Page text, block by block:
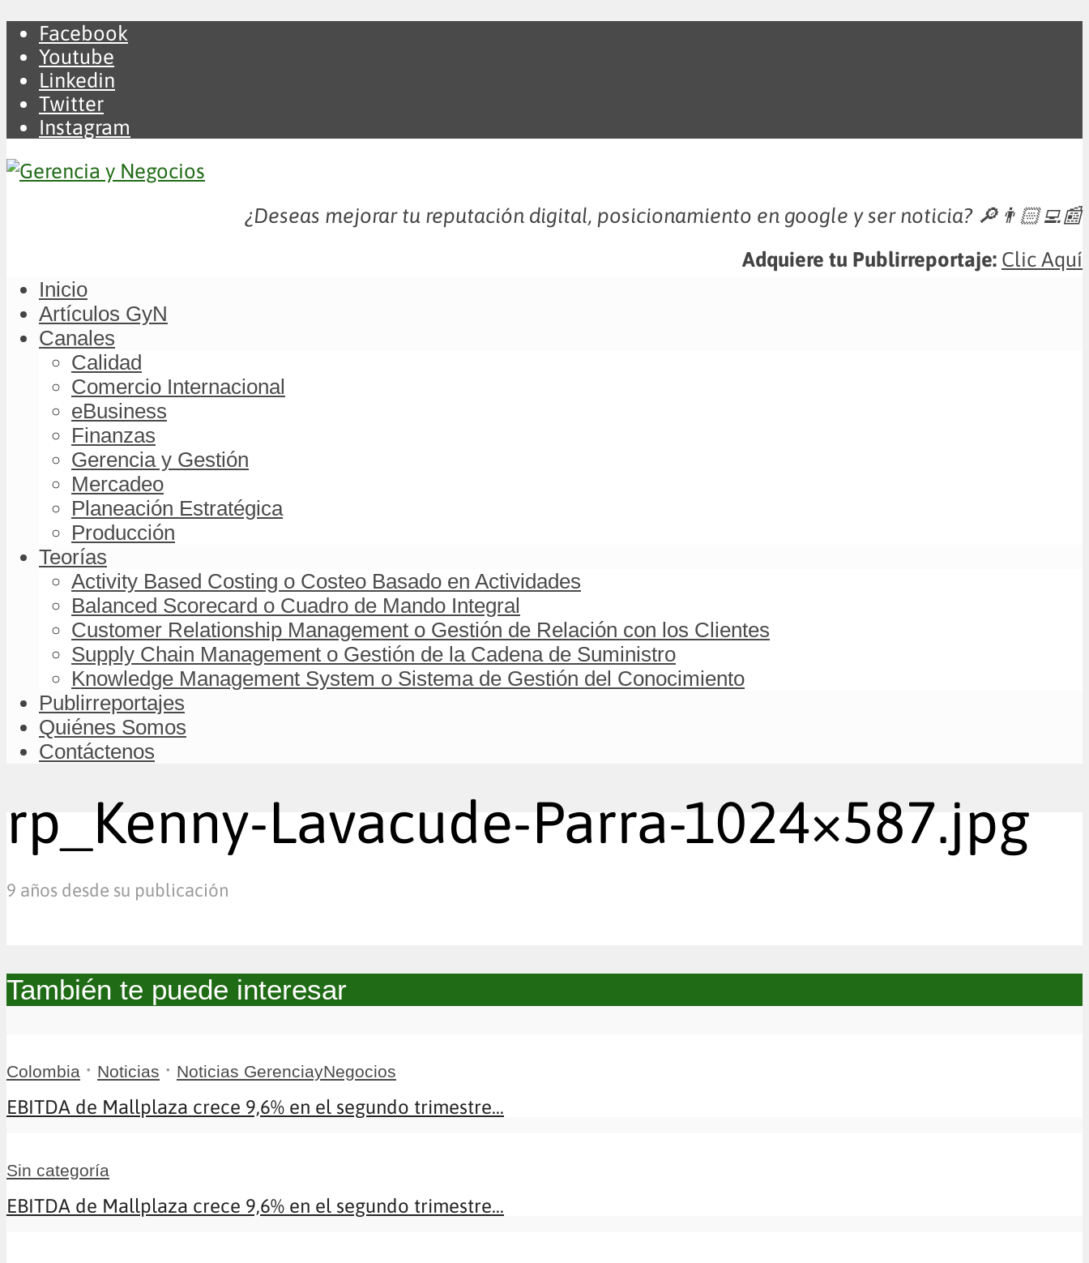
Facebook
Youtube
Linkedin
Twitter
Instagram
¿Deseas mejorar tu reputación digital, posicionamiento en google y ser noticia? 🔎👨🏻‍💻📰
Adquiere tu Publirreportaje: Clic Aquí
Inicio
Artículos GyN
Canales
Calidad
Comercio Internacional
eBusiness
Finanzas
Gerencia y Gestión
Mercadeo
Planeación Estratégica
Producción
Teorías
Activity Based Costing o Costeo Basado en Actividades
Balanced Scorecard o Cuadro de Mando Integral
Customer Relationship Management o Gestión de Relación con los Clientes
Supply Chain Management o Gestión de la Cadena de Suministro
Knowledge Management System o Sistema de Gestión del Conocimiento
Publirreportajes
Quiénes Somos
Contáctenos
rp_Kenny-Lavacude-Parra-1024×587.jpg
9 años desde su publicación
También te puede interesar
Colombia • Noticias • Noticias GerenciayNegocios
EBITDA de Mallplaza crece 9,6% en el segundo trimestre...
Sin categoría
EBITDA de Mallplaza crece 9,6% en el segundo trimestre...